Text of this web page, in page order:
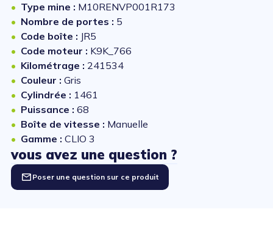
Type mine : M10RENVP001R173
Nombre de portes : 5
Code boîte : JR5
Code moteur : K9K_766
Kilométrage : 241534
Couleur : Gris
Cylindrée : 1461
Puissance : 68
Boîte de vitesse : Manuelle
Gamme : CLIO 3
vous avez une question ?
Poser une question sur ce produit